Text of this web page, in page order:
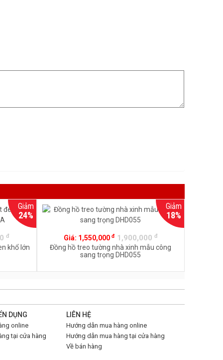
Giảm
24%
đ
khổ lớn
Giảm
18%
Giá: 1,550,000 đ 1,900,000 đ
Đồng hồ treo tường nhà xinh mẫu công
sang trọng DHD055
DỤNG
online
tại cửa hàng
LIÊN HỆ
Hướng dẫn mua hàng online
Hướng dẫn mua hàng tại cửa hàng
Về bán hàng